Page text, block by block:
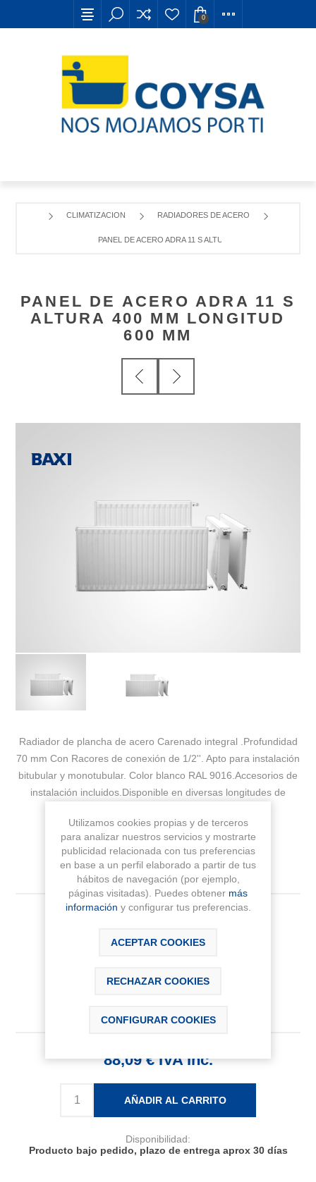
0
CLIMATIZACION RADIADORES DE ACERO
PANEL DE ACERO ADRA 11 S ALTURA 400 MM LONGITUD
PANEL DE ACERO ADRA 11 S
ALTURA 400 MM LONGITUD
600 MM
Radiador de plancha de acero Carenado integral .Profundidad
70 mm Con Racores de conexión de 1/2''. Apto para instalación
bitubular y monotubular. Color blanco RAL 9016.Accesorios de
instalación incluidos.Disponible en diversas longitudes de
Fabricante: BAXI
Sku: 7214400
88,09 € IVA Inc.
AÑADIR AL CARRITO
Disponibilidad:
Producto bajo pedido, plazo de entrega aprox 30 días
Utilizamos cookies propias y de terceros
para analizar nuestros servicios y mostrarte
publicidad relacionada con tus preferencias
en base a un perfil elaborado a partir de tus
hábitos de navegación (por ejemplo,
páginas visitadas). Puedes obtener más
información y configurar tus preferencias.
ACEPTAR COOKIES
RECHAZAR COOKIES
CONFIGURAR COOKIES